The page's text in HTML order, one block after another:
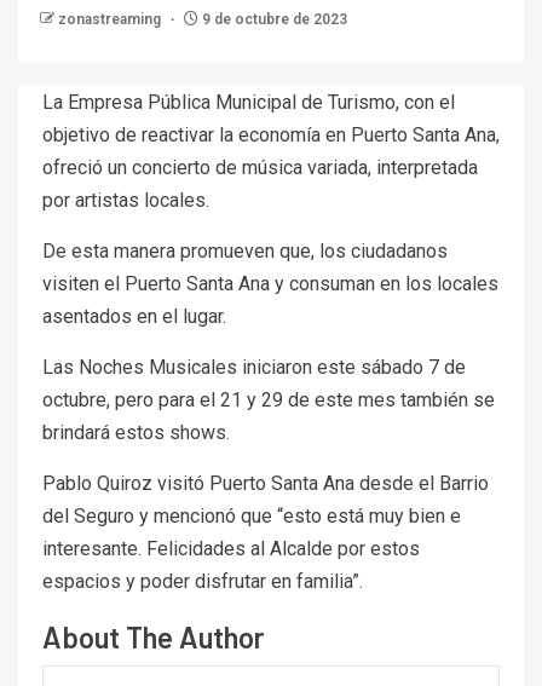
zonastreaming 9 de octubre de 2023
La Empresa Pública Municipal de Turismo, con el
objetivo de reactivar la economía en Puerto Santa Ana,
ofreció un concierto de música variada, interpretada
por artistas locales.
De esta manera promueven que, los ciudadanos
visiten el Puerto Santa Ana y consuman en los locales
asentados en el lugar.
Las Noches Musicales iniciaron este sábado 7 de
octubre, pero para el 21 y 29 de este mes también se
brindará estos shows.
Pablo Quiroz visitó Puerto Santa Ana desde el Barrio
del Seguro y mencionó que “esto está muy bien e
interesante. Felicidades al Alcalde por estos
espacios y poder disfrutar en familia”.
About The Author